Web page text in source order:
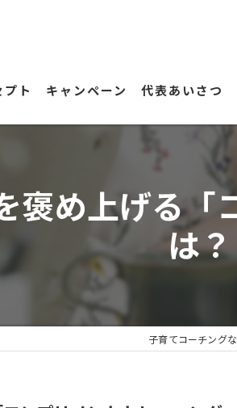
プト キャンペーン 代表あいさつ
褒め上げる「
は？
子育てコーチング